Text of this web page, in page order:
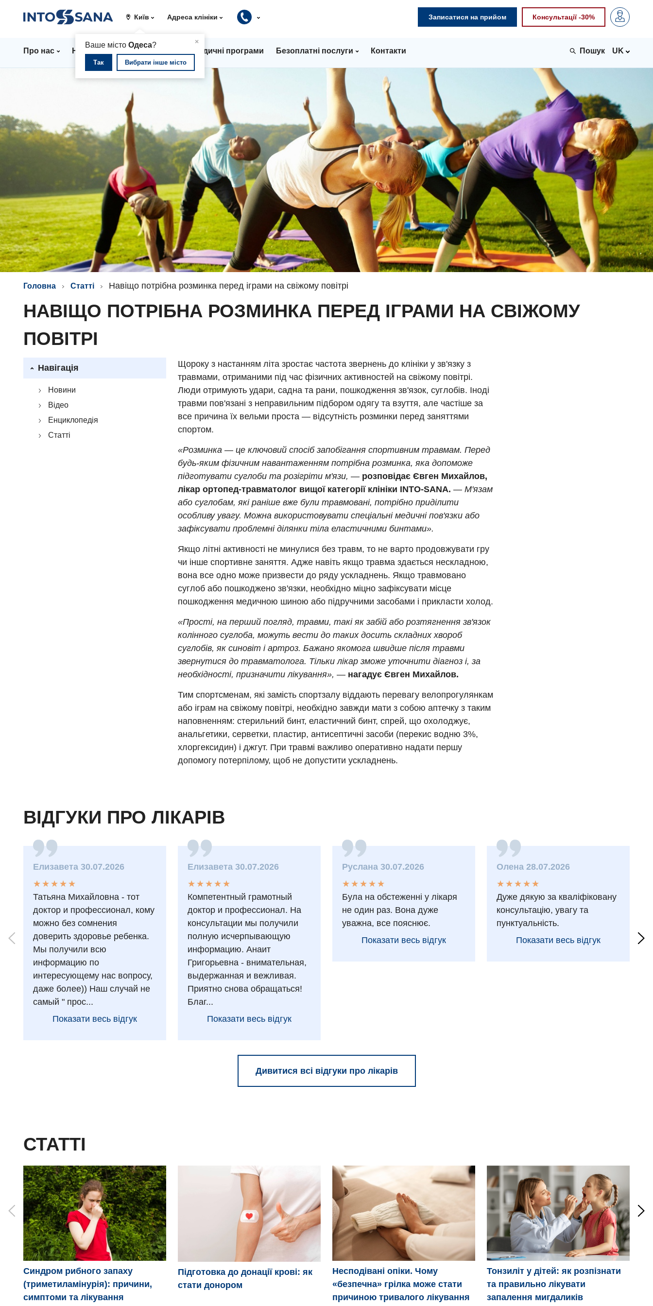
Київ
×
Ваше місто Одеса?
Так Вибрати інше місто
Адреса клініки Записатися на прийом Консультації -30%
Про нас Напрямки Ціни Медичні програми Безоплатні послуги Контакти UK
Головна Статті Навіщо потрібна розминка перед іграми на свіжому повітрі
НАВІЩО ПОТРІБНА РОЗМИНКА ПЕРЕД ІГРАМИ НА СВІЖОМУ
ПОВІТРІ
Навігація
Новини
Відео
Енциклопедія
Статті
Щороку з настанням літа зростає частота звернень до клініки у зв'язку з
травмами, отриманими під час фізичних активностей на свіжому повітрі.
Люди отримують удари, садна та рани, пошкодження зв'язок, суглобів. Іноді
травми пов'язані з неправильним підбором одягу та взуття, але частіше за
все причина їх вельми проста — відсутність розминки перед заняттями
спортом.
«Розминка — це ключовий спосіб запобігання спортивним травмам. Перед
будь-яким фізичним навантаженням потрібна розминка, яка допоможе
підготувати суглоби та розігріти м'язи, — розповідає Євген Михайлов,
лікар ортопед-травматолог вищої категорії клініки INTO-SANA. — М'язам
або суглобам, які раніше вже були травмовані, потрібно приділити
особливу увагу. Можна використовувати спеціальні медичні пов'язки або
зафіксувати проблемні ділянки тіла еластичними бинтами».
Якщо літні активності не минулися без травм, то не варто продовжувати гру
чи інше спортивне заняття. Адже навіть якщо травма здається нескладною,
вона все одно може призвести до ряду ускладнень. Якщо травмовано
суглоб або пошкоджено зв'язки, необхідно міцно зафіксувати місце
пошкодження медичною шиною або підручними засобами і прикласти холод.
«Прості, на перший погляд, травми, такі як забій або розтягнення зв'язок
колінного суглоба, можуть вести до таких досить складних хвороб
суглобів, як синовіт і артроз. Бажано якомога швидше після травми
звернутися до травматолога. Тільки лікар зможе уточнити діагноз і, за
необхідності, призначити лікування», — нагадує Євген Михайлов.
Тим спортсменам, які замість спортзалу віддають перевагу велопрогулянкам
або іграм на свіжому повітрі, необхідно завжди мати з собою аптечку з таким
наповненням: стерильний бинт, еластичний бинт, спрей, що охолоджує,
анальгетики, серветки, пластир, антисептичні засоби (перекис водню 3%,
хлоргексидин) і джгут. При травмі важливо оперативно надати першу
допомогу потерпілому, щоб не допустити ускладнень.
ВІДГУКИ ПРО ЛІКАРІВ
Елизавета 30.07.2026
★
★
★
★
★
★ ★ ★ ★ ★
Татьяна Михайловна - тот
доктор и профессионал, кому
можно без сомнения
доверить здоровье ребенка.
Мы получили всю
информацию по
интересующему нас вопросу,
даже более)) Наш случай не
самый " прос...
Показати весь відгук
Елизавета 30.07.2026
★
★
★
★
★
★ ★ ★ ★ ★
Компетентный грамотный
доктор и профессионал. На
консультации мы получили
полную исчерпывающую
информацию. Анаит
Григорьевна - внимательная,
выдержанная и вежливая.
Приятно снова обращаться!
Благ...
Показати весь відгук
Руслана 30.07.2026
★
★
★
★
★
★ ★ ★ ★ ★
Була на обстеженні у лікаря
не один раз. Вона дуже
уважна, все пояснює.
Показати весь відгук
Олена 28.07.2026
★
★
★
★
★
★ ★ ★ ★ ★
Дуже дякую за кваліфіковану
консультацію, увагу та
пунктуальність.
Показати весь відгук
Дивитися всі відгуки про лікарів
СТАТТІ
Синдром рибного запаху
(триметиламінурія): причини,
симптоми та лікування
Підготовка до донації крові: як
стати донором
Несподівані опіки. Чому
«безпечна» грілка може стати
причиною тривалого лікування
Тонзиліт у дітей: як розпізнати
та правильно лікувати
запалення мигдаликів